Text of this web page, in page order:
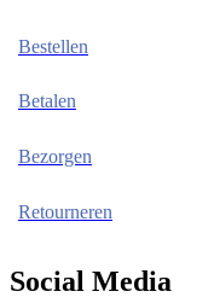
Bestellen
Betalen
Bezorgen
Retourneren
Social Media